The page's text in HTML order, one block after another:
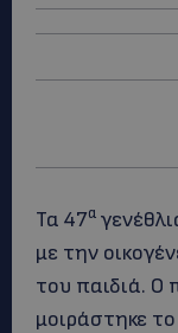
Τα 47α
με την
του παιδιά. Ο
μοιράστηκε